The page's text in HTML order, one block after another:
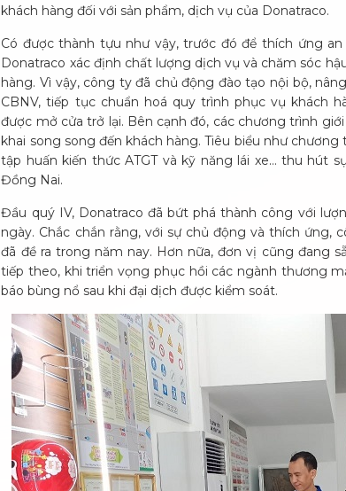
khách hàng đối với sản phẩm, dịch vụ của Donatraco.
Có được thành tựu như vậy, trước đó để thích ứng
Donatraco xác định chất lượng dịch vụ và chăm sóc
hàng. Vì vậy, công ty đã chủ động đào tạo nội bộ,
CBNV, tiếp tục chuẩn hoá quy trình phục vụ khách
được mở cửa trở lại. Bên cạnh đó, các chương trình
khai song song đến khách hàng. Tiêu biểu như
tập huấn kiến thức ATGT và kỹ năng lái xe… thu hút
Đồng Nai.
Đầu quý IV, Donatraco đã bứt phá thành công với
ngày. Chắc chắn rằng, với sự chủ động và thích ứng,
đã đề ra trong năm nay. Hơn nữa, đơn vị cũng đang
tiếp theo, khi triển vọng phục hồi các ngành thương
báo bùng nổ sau khi đại dịch được kiểm soát.